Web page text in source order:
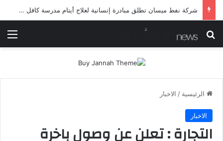
شرطة ميسان تلقي القبض على مطلقي العيارات النارية أثناء تشييع جنائزي في العمارة
بحث عن
الرئيسية / الاخبار
الاخبار
التجارة : تعلن عن وصول باخرة